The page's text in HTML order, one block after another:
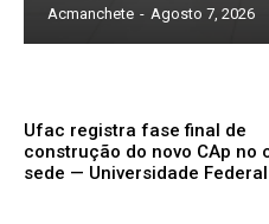
Acmanchete - Agosto 7, 2026
Ufac registra fase final de
construção do novo CAp no
sede — Universidade